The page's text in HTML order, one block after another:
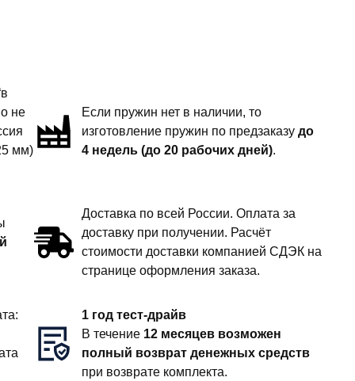
не
мм)
Если пружин нет в наличии, то
изготовление пружин по предзаказудо
4 недель (до 20 рабочих дней).
Доставка по всей России. Оплата за
доставку при получении. Расчёт
стоимости доставки компанией СДЭК на
странице оформления заказа.
1 год тест-драйв
В течение 12 месяцев возможен
полный возврат денежных средств
при возврате комплекта.